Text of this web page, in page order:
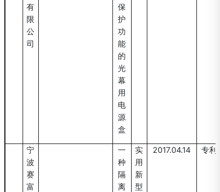
有
限
公
司
保
护
功
能
的
光
幕
用
电
源
盒
宁
波
赛
富
一
种
隔
离
实
用
新
型
2017.04.14 专利